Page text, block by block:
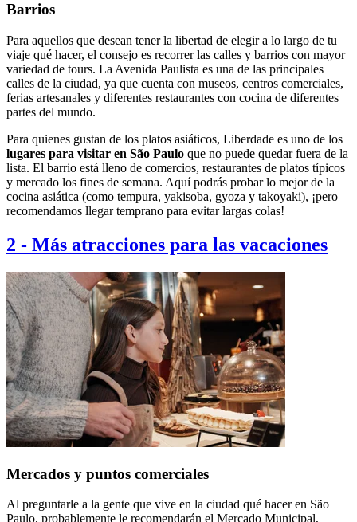
Barrios
Para aquellos que desean tener la libertad de elegir a lo largo de tu
viaje qué hacer, el consejo es recorrer las calles y barrios con mayor
variedad de tours. La Avenida Paulista es una de las principales
calles de la ciudad, ya que cuenta con museos, centros comerciales,
ferias artesanales y diferentes restaurantes con cocina de diferentes
partes del mundo.
Para quienes gustan de los platos asiáticos, Liberdade es uno de los
lugares para visitar en São Paulo que no puede quedar fuera de la
lista. El barrio está lleno de comercios, restaurantes de platos típicos
y mercado los fines de semana. Aquí podrás probar lo mejor de la
cocina asiática (como tempura, yakisoba, gyoza y takoyaki), ¡pero
recomendamos llegar temprano para evitar largas colas!
2 - Más atracciones para las vacaciones
Mercados y puntos comerciales
Al preguntarle a la gente que vive en la ciudad qué hacer en São
Paulo, probablemente le recomendarán el Mercado Municipal,